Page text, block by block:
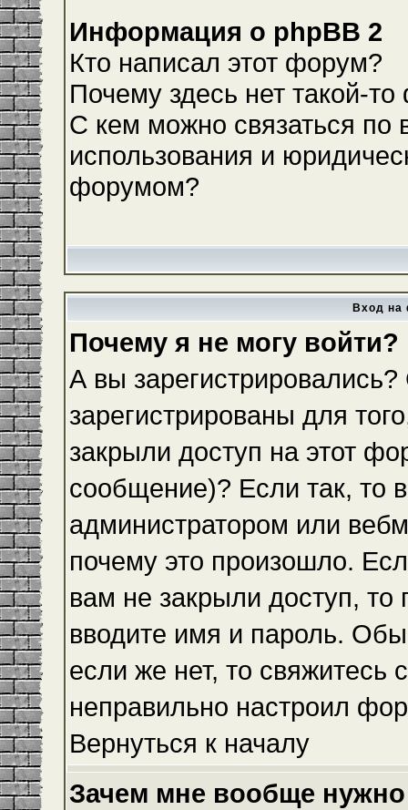
Информация о phpBB 2
Кто написал этот форум?
Почему здесь нет такой-
С кем можно связаться по
использования и
форумом?
Вход на
Почему я не могу войти?
А вы
зарегистрированы для
закрыли доступ на этот
сообщение)? Если так, то
администратором или
почему это произошло.
вам не закрыли доступ,
вводите имя и пароль.
если же нет, то свяжитесь
неправильно настроил
Вернуться к началу
Зачем мне вообще нужно